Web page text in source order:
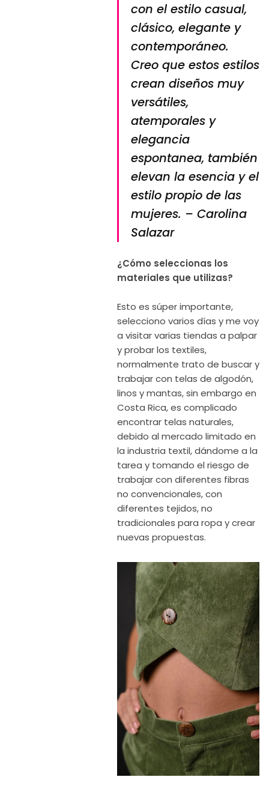
con el estilo casual,
clásico, elegante y
contemporáneo.
Creo que estos estilos
crean diseños muy
versátiles,
atemporales y
elegancia
espontanea, también
elevan la esencia y el
estilo propio de las
mujeres. – Carolina
Salazar
¿Cómo seleccionas los
materiales que utilizas?
Esto es súper importante,
selecciono varios días y me voy
a visitar varias tiendas a palpar
y probar los textiles,
normalmente trato de buscar y
trabajar con telas de algodón,
linos y mantas, sin embargo en
Costa Rica, es complicado
encontrar telas naturales,
debido al mercado limitado en
la industria textil, dándome a la
tarea y tomando el riesgo de
trabajar con diferentes fibras
no convencionales, con
diferentes tejidos, no
tradicionales para ropa y crear
nuevas propuestas.